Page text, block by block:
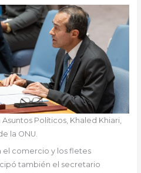
Políticos, Khaled Khiari,
la ONU.
el comercio y los fletes
también el secretario